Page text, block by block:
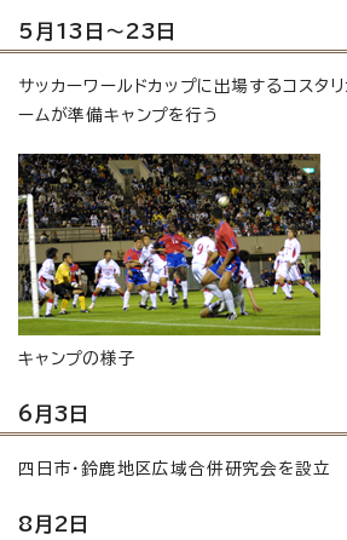
5月13日～23日
サッカーワールドカップに出場するコスタ
ームが準備キャンプを行う
キャンプの様子
6月3日
四日市・鈴鹿地区広域合併研究会を設立
8月2日